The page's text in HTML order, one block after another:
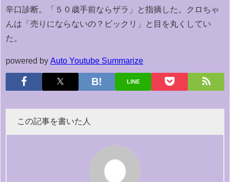
辛口診断。「５０歳手前ならザラ」と指摘した。クロちゃ
んは「売りにならないの？ビックリ」と目を丸くしてい
た。
powered by Auto Youtube Summarize
LINE
この記事を書いた人